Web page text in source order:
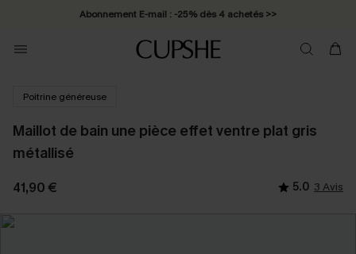
Abonnement E-mail : -25% dès 4 achetés >>
Poitrine généreuse
Maillot de bain une pièce effet ventre plat gris
métallisé
41,90 € 5.0 3 Avis